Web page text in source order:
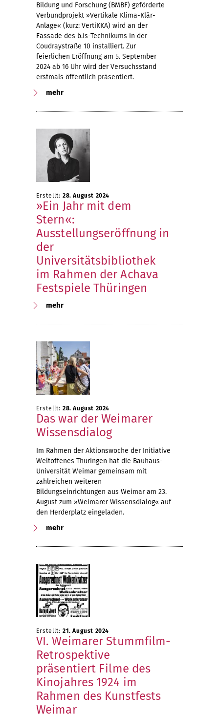
Bildung und Forschung (BMBF) geförderte
Verbundprojekt »Vertikale Klima-Klär-
Anlage« (kurz: VertiKKA) wird an der
Fassade des b.is-Technikums in der
Coudraystraße 10 installiert. Zur
feierlichen Eröffnung am 5. September
2024 ab 16 Uhr wird der Versuchsstand
erstmals öffentlich präsentiert.
mehr
Erstellt: 28. August 2024
»Ein Jahr mit dem
Stern«:
Ausstellungseröffnung in
der
Universitätsbibliothek
im Rahmen der Achava
Festspiele Thüringen
mehr
Erstellt: 28. August 2024
Das war der Weimarer
Wissensdialog
Im Rahmen der Aktionswoche der Initiative
Weltoffenes Thüringen hat die Bauhaus-
Universität Weimar gemeinsam mit
zahlreichen weiteren
Bildungseinrichtungen aus Weimar am 23.
August zum »Weimarer Wissensdialog« auf
den Herderplatz eingeladen.
mehr
Erstellt: 21. August 2024
VI. Weimarer Stummfilm-
Retrospektive
präsentiert Filme des
Kinojahres 1924 im
Rahmen des Kunstfests
Weimar